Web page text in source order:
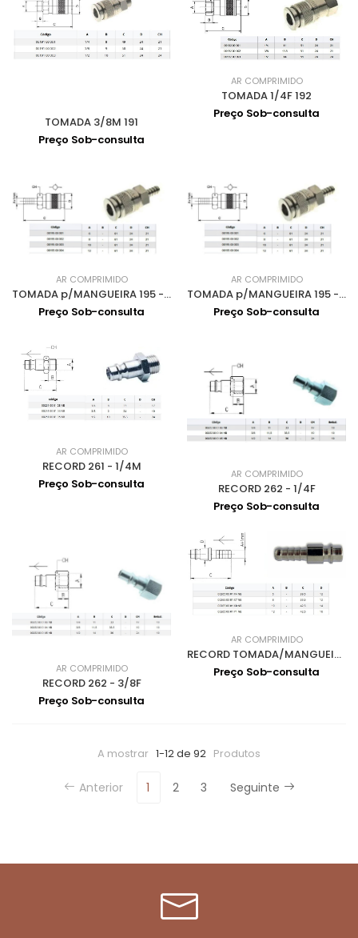
TOMADA 3/8M 191
Preço Sob-consulta
AR COMPRIMIDO
TOMADA 1/4F 192
Preço Sob-consulta
AR COMPRIMIDO
TOMADA p/MANGUEIRA 195 - 6
Preço Sob-consulta
AR COMPRIMIDO
TOMADA p/MANGUEIRA 195 - 10
Preço Sob-consulta
AR COMPRIMIDO
RECORD 261 - 1/4M
Preço Sob-consulta
AR COMPRIMIDO
RECORD 262 - 1/4F
Preço Sob-consulta
AR COMPRIMIDO
RECORD 262 - 3/8F
Preço Sob-consulta
AR COMPRIMIDO
RECORD TOMADA/MANGUEIRA 265 - 6
Preço Sob-consulta
A mostrar 1-12 de 92 Produtos
Anterior 1 2 3 Seguinte